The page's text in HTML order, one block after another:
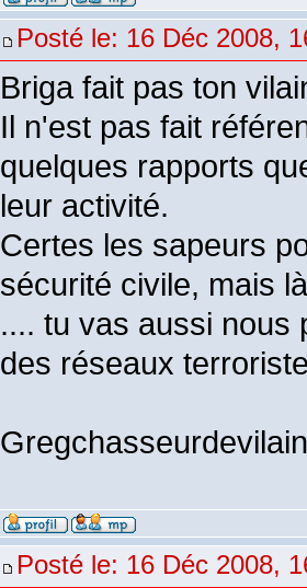
Posté le: 16 Déc 2008,
Briga fait pas ton
Il n'est pas fait
quelques rapports
leur activité.
Certes les sapeurs
sécurité civile, mais
.... tu vas aussi nous
des réseaux
Posté le: 16 Déc 2008,